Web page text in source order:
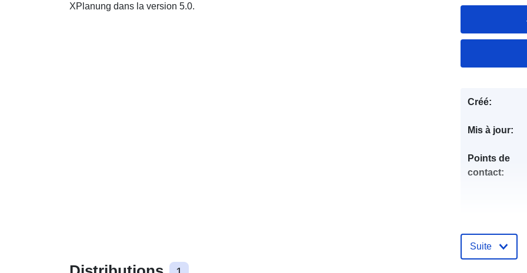
XPlanung dans la version 5.0.
Créé:
Mis à jour:
Points de
contact:
Suite